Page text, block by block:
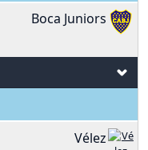
Boca Juniors
Vélez